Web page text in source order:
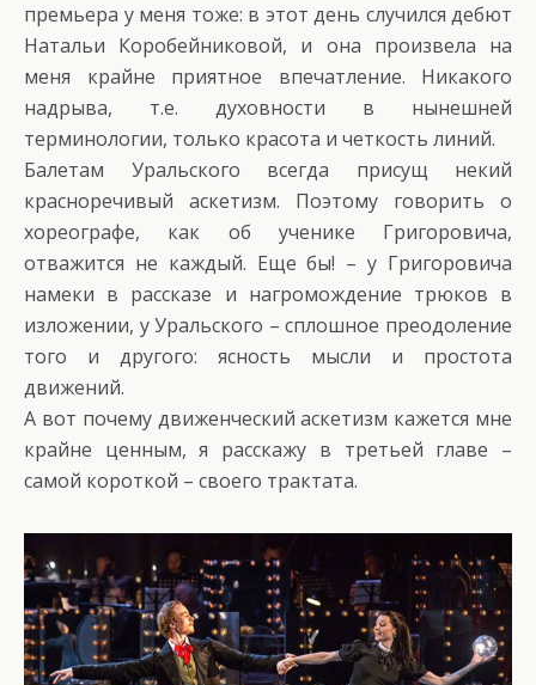
премьера у меня тоже: в этот день случился дебют
Натальи Коробейниковой, и она произвела на
меня крайне приятное впечатление. Никакого
надрыва, т.е. духовности в нынешней
терминологии, только красота и четкость линий.
Балетам Уральского всегда присущ некий
красноречивый аскетизм. Поэтому говорить о
хореографе, как об ученике Григоровича,
отважится не каждый. Еще бы! – у Григоровича
намеки в рассказе и нагромождение трюков в
изложении, у Уральского – сплошное преодоление
того и другого: ясность мысли и простота
движений.
А вот почему движенческий аскетизм кажется мне
крайне ценным, я расскажу в третьей главе –
самой короткой – своего трактата.